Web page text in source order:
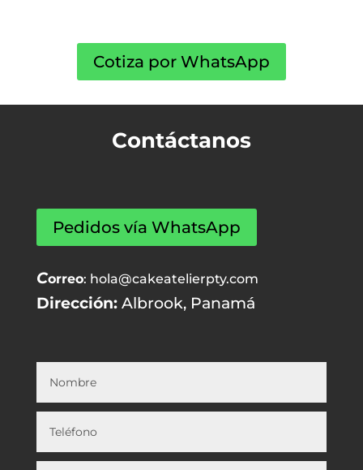
Cotiza por WhatsApp
Contáctanos
Pedidos vía WhatsApp
Correo: hola@cakeatelierpty.com
Dirección:Albrook, Panamá